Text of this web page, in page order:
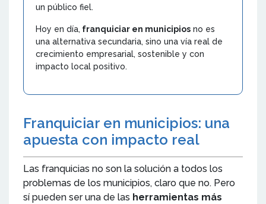
un público fiel.
Hoy en día, franquiciar en municipios no es
una alternativa secundaria, sino una vía real de
crecimiento empresarial, sostenible y con
impacto local positivo.
Franquiciar en municipios: una
apuesta con impacto real
Las franquicias no son la solución a todos los
problemas de los municipios, claro que no. Pero
sí pueden ser una de las herramientas más